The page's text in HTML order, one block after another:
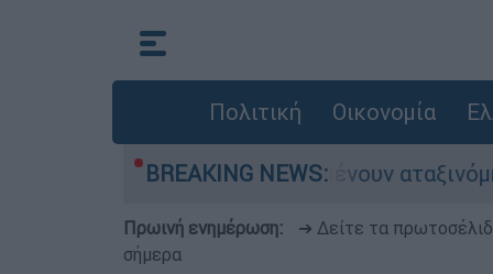
Πολιτική Οικονομία
BREAKING NEWS:
αυτοκίνητα παραμένουν αταξινόμητα -
Πρωινή ενημέρωση: ➔ Δείτε τα
σήμερα